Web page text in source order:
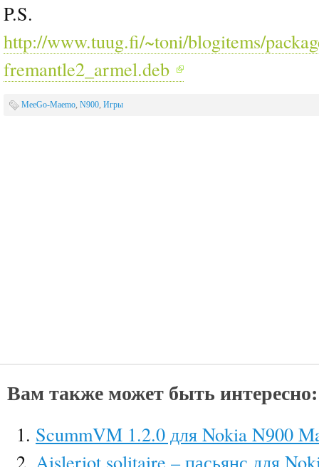
P.S.
http://www.tuug.fi/~toni/blogitems/
fremantle2_armel.deb
MeeGo-Maemo, N900, Игры
Вам также может быть интересно:
ScummVM 1.2.0 для Nokia N900
Aisleriot solitaire – пасьянс для